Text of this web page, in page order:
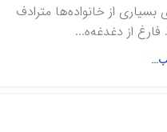
بسیاری از خانواده‌ها مترادف
از دغدغه‌ه...